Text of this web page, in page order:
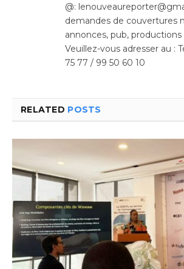
@:
demandes de couvertures
annonces, pub,
Veuillez-vous adresser au :
75 77 / 99 50 60 10
RELATED POSTS